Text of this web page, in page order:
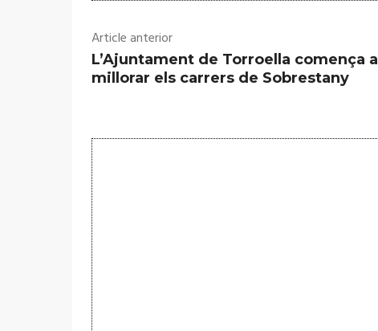
Article anterior
L’Ajuntament de Torroella comença a
millorar els carrers de Sobrestany